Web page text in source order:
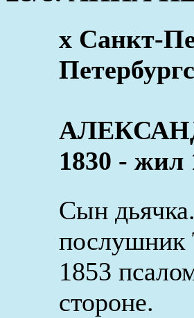
x Санкт-
1830 - жил
Сын
послушник
1853
стороне.